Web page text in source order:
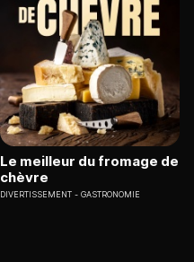
Le meilleur du fromage de
chèvre
DIVERTISSEMENT GASTRONOMIE